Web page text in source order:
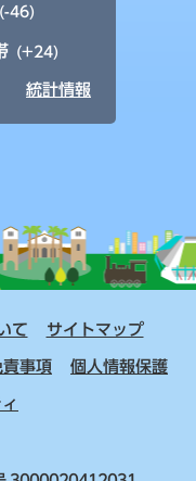
(-46)
(+24)
統計情報
て サイトマップ
事項 個人情報保護